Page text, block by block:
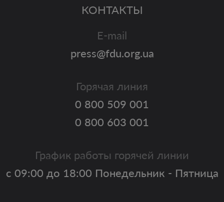
КОНТАКТЫ
E-mail
press@fdu.org.ua
Горячая линия
0 800 509 001
0 800 603 001
График работы горячей линии
с 09:00 до 18:00 Понедельник - Пятница